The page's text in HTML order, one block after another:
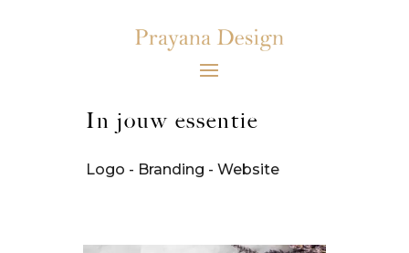
In jouw essentie
Logo - Branding - Website